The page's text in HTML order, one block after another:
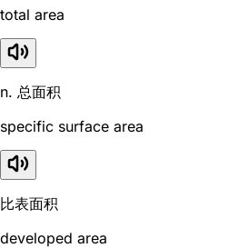
total area
n. 总面积
specific surface area
比表面积
developed area